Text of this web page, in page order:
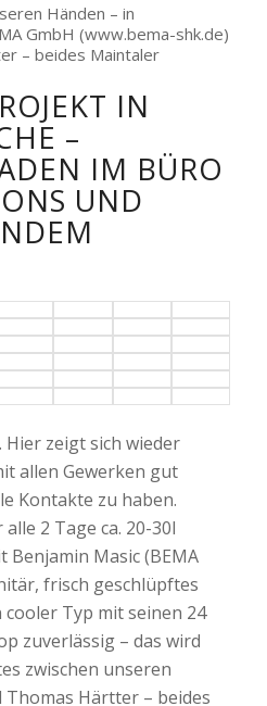
Händen – in
GmbH (www.bema-shk.de)
– beides Maintaler
IN E
– W
IM BÜRO S
UND A
W
zeigt sich wieder
allen Gewerken gut
Kontakte zu haben.
2 Tage ca. 20-30l
Benjamin Masic (BEMA
frisch geschlüpftes
Typ mit seinen 24
zuverlässig – das wird
zwischen unseren
Thomas Härtter – beides